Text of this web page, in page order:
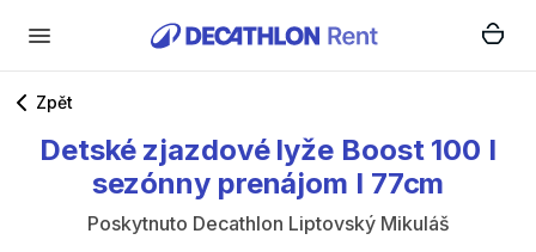
Zpět
Detské zjazdové lyže Boost 100 I
sezónny prenájom I 77cm
Poskytnuto Decathlon Liptovský Mikuláš